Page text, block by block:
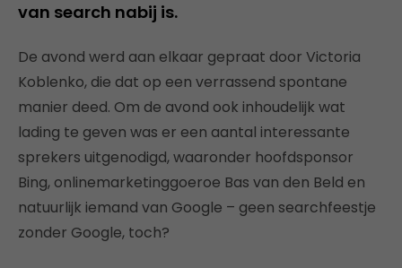
van search nabij is.
De avond werd aan elkaar gepraat door Victoria
Koblenko, die dat op een verrassend spontane
manier deed. Om de avond ook inhoudelijk wat
lading te geven was er een aantal interessante
sprekers uitgenodigd, waaronder hoofdsponsor
Bing, onlinemarketinggoeroe Bas van den Beld en
natuurlijk iemand van Google – geen searchfeestje
zonder Google, toch?